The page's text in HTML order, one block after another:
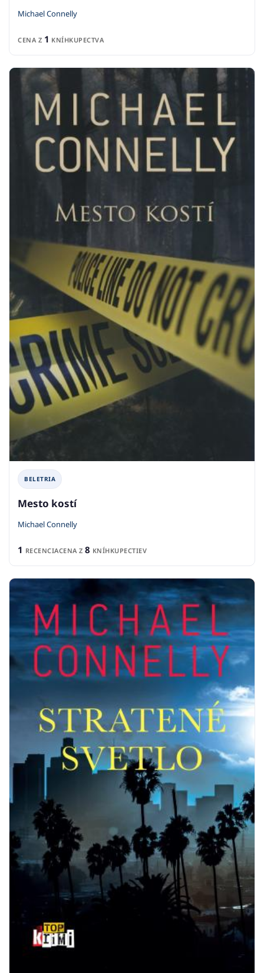
Michael Connelly
CENA Z 1 KNÍHKUPECTVA
BELETRIA
Mesto kostí
Michael Connelly
1 RECENCIACENA Z 8 KNÍHKUPECTIEV